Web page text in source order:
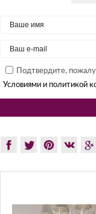
Подтвердите,
Условиями и политикой